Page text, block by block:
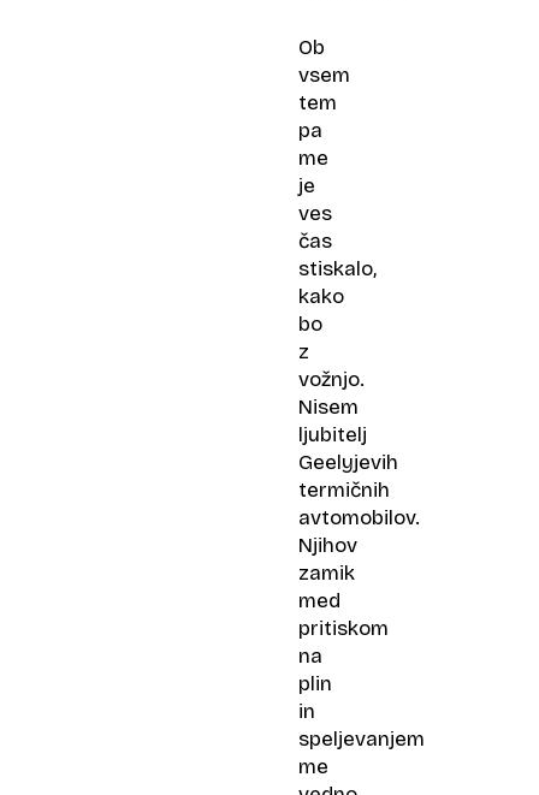
Ob
vsem
tem
pa
me
je
ves
čas
stiskalo,
kako
bo
z
vožnjo.
Nisem
ljubitelj
Geelyjevih
termičnih
avtomobilov.
Njihov
zamik
med
pritiskom
na
plin
in
speljevanjem
me